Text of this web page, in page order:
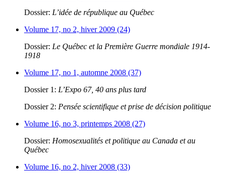
Dossier: L’idée de république au Québec
Volume 17, no 2, hiver 2009 (24)
Dossier: Le Québec et la Première Guerre mondiale 1914-
1918
Volume 17, no 1, automne 2008 (37)
Dossier 1: L’Expo 67, 40 ans plus tard
Dossier 2: Pensée scientifique et prise de décision politique
Volume 16, no 3, printemps 2008 (27)
Dossier: Homosexualités et politique au Canada et au
Québec
Volume 16, no 2, hiver 2008 (33)